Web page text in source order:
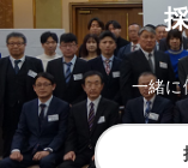
一緒に